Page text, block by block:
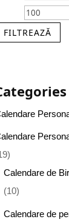
Minim
FILTREAZĂ
Calendare de
(10)
Calendare de